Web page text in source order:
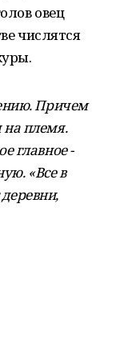
овец
числятся
Причем
на племя.
главное -
«Все в